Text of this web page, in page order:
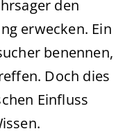
den
erwecken. Ein
benennen,
Doch dies
Einfluss